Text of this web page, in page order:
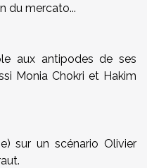
du mercato...
aux antipodes de ses
Monia Chokri et Hakim
sur un scénario Olivier